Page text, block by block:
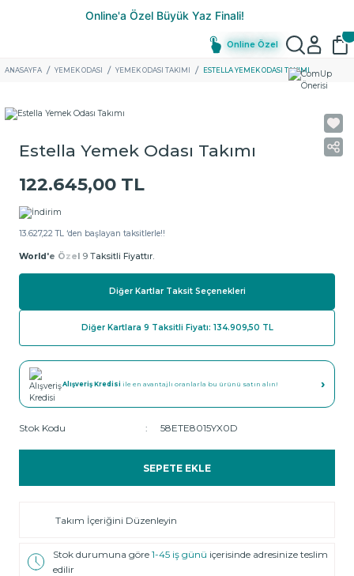
Online Özel
ANASAYFA YEMEK ODASI YEMEK ODASI TAKIMI ESTELLA YEMEK ODASI TAKIMI
Estella Yemek Odası Takımı
122.645,00 TL
13.627,22 TL ‘den başlayan taksitlerle!!
World'e Özel 9 Taksitli Fiyattır.
Diğer Kartlar Taksit Seçenekleri
Diğer Kartlara 9 Taksitli Fiyatı: 134.909,50 TL
Alışveriş Kredisi ile en avantajlı oranlarla bu ürünü satın alın! ›
Stok Kodu 58ETE8015YX0D
SEPETE EKLE
Takım İçeriğini Düzenleyin
Stok durumuna göre1-45 iş günü içerisinde adresinize teslim
edilir